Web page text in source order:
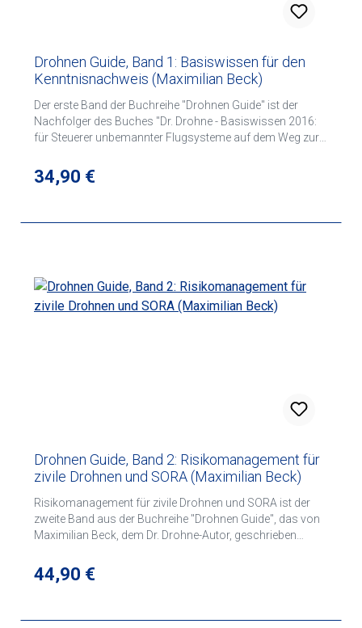
Drohnen Guide, Band 1: Basiswissen für den
Kenntnisnachweis (Maximilian Beck)
Der erste Band der Buchreihe "Drohnen Guide" ist der
Nachfolger des Buches "Dr. Drohne - Basiswissen 2016:
für Steuerer unbemannter Flugsysteme auf dem Weg zur
Beck geschrieben.
Regulärer Preis:
34,90 €
Drohnen Guide, Band 2: Risikomanagement für
zivile Drohnen und SORA (Maximilian Beck)
Risikomanagement für zivile Drohnen und SORA ist der
zweite Band aus der Buchreihe "Drohnen Guide", das von
Maximilian Beck, dem Dr. Drohne-Autor, geschrieben
Regulärer Preis:
44,90 €